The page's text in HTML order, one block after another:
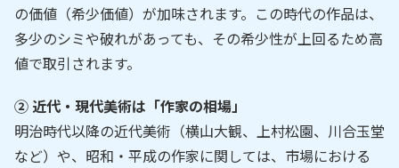
の価値（希少価値）が加味されます。この時代の作品は、
多少のシミや破れがあっても、その希少性が上回るため高
値で取引されます。
② 近代・現代美術は「作家の相場」
明治時代以降の近代美術（横山大観、上村松園、川合玉堂
など）や、昭和・平成の作家に関しては、市場における